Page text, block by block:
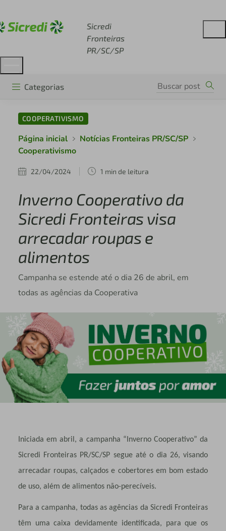
Sicredi
Fronteiras
PR/SC/SP
Categorias
COOPERATIVISMO
Página inicial
Notícias Fronteiras PR/SC/SP
Cooperativismo
22/04/2024 1 min de leitura
Inverno Cooperativo da
Sicredi Fronteiras visa
arrecadar roupas e
alimentos
Campanha se estende até o dia 26 de abril, em
todas as agências da Cooperativa
Iniciada em abril, a campanha “Inverno Cooperativo” da
Sicredi Fronteiras PR/SC/SP segue até o dia 26, visando
arrecadar roupas, calçados e cobertores em bom estado
de uso, além de alimentos não-perecíveis.
Para a campanha, todas as agências da Sicredi Fronteiras
têm uma caixa devidamente identificada, para que os